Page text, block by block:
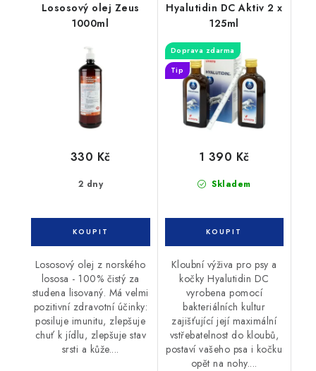
Lososový olej Zeus
1000ml
2 dny
330 Kč
Lososový olej z norského
lososa - 100% čistý za
studena lisovaný. Má velmi
pozitivní zdravotní účinky:
posiluje imunitu, zlepšuje
chuť k jídlu, zlepšuje stav
srsti a kůže....
Hyalutidin DC Aktiv 2 x
125ml
Doprava zdarma
Tip
Skladem
1 390 Kč
Kloubní výživa pro psy a
kočky Hyalutidin DC
vyrobena pomocí
bakteriálních kultur
zajišťující její maximální
vstřebatelnost do kloubů,
postaví vašeho psa i kočku
opět na nohy....